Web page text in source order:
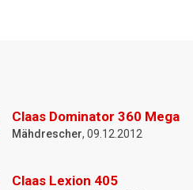
Claas Dominator 360 Mega
Mähdrescher, 09.12.2012
Claas Lexion 405